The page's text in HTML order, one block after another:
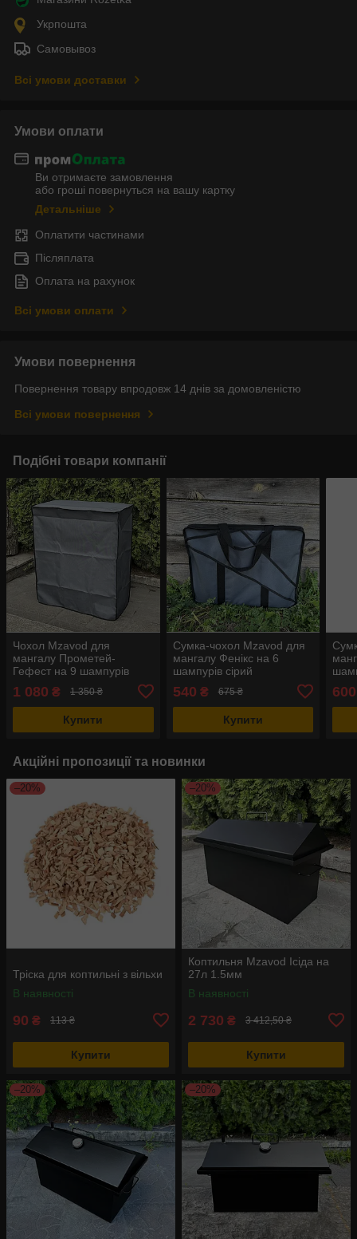
Укрпошта
Самовывоз
Всі умови доставки
Умови оплати
Ви отримаєте замовлення
або гроші повернуться на вашу картку
Детальніше
Оплатити частинами
Післяплата
Оплата на рахунок
Всі умови оплати
Умови повернення
Повернення товару впродовж 14 днів за домовленістю
Всі умови повернення
Подібні товари компанії
Чохол Mzavod для
мангалу Прометей-
Гефест на 9 шампурів
1 080 ₴ 1 350 ₴
Купити
Сумка-чохол Mzavod для
мангалу Фенікс на 6
шампурів сірий
540 ₴ 675 ₴
Купити
600
Акційні пропозиції та новинки
–20%
Тріска для коптильні з вільхи
В наявності
90 ₴ 113 ₴
Купити
–20%
Коптильня Mzavod Ісіда на
27л 1.5мм
В наявності
2 730 ₴ 3 412,50 ₴
Купити
–20% –20%